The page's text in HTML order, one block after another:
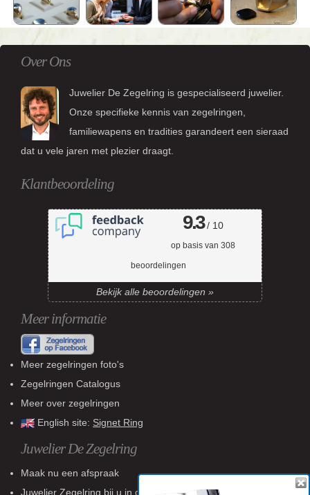
Over Ons
Juwelier De Zegelring is gespecialiseerd juwelier.
Onze specifieke kennis van zegelringen,
familiewapens en tradities garandeert een sieraad
dat u vele jaren met plezier draagt.
Klantbeoordeling
9.3/ 10
op basis van 308
beoordelingen
Bekijk alle beoordelingen »
Meer informatie
Meer zegelringen foto's
Zegelringen Catalogus
Meer over zegelringen
English site: Signet Ring
Juwelier De Zegelring
Maak nu een afspraak
Juwelier Zegelring bij u in de buurt